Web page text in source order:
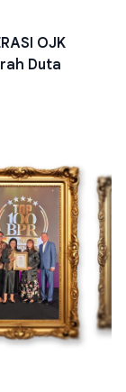
OJK
Duta